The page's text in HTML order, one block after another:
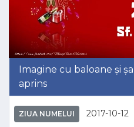
Imagine cu baloane și
aprins
ZIUA NUMELUI 2017-10-12